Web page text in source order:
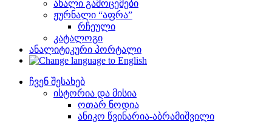
ახალი გამოცემები
ჟურნალი “აფრა”
რჩეული
კატალოგი
ანალიტიკური პორტალი
ჩვენ შესახებ
ისტორია და მისია
ოთარ ნოდია
ანიკო წვინარია-აბრამიშვილი